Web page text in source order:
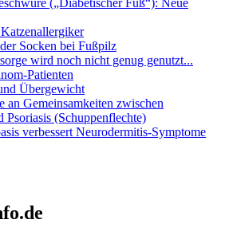
(„Diabetischer Fuß“): Neue
Socken bei Fußpilz
wird noch nicht genug genutzt...
Patienten
Übergewicht
an Gemeinsamkeiten zwischen
Psoriasis (Schuppenflechte)
verbessert Neurodermitis-Symptome